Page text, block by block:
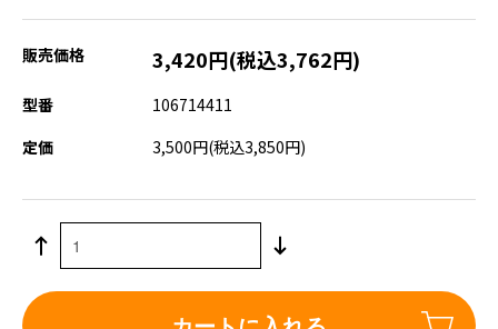
販売価格 3,420円(税込3,762円)
型番
106714411
定価
3,500円(税込3,850円)